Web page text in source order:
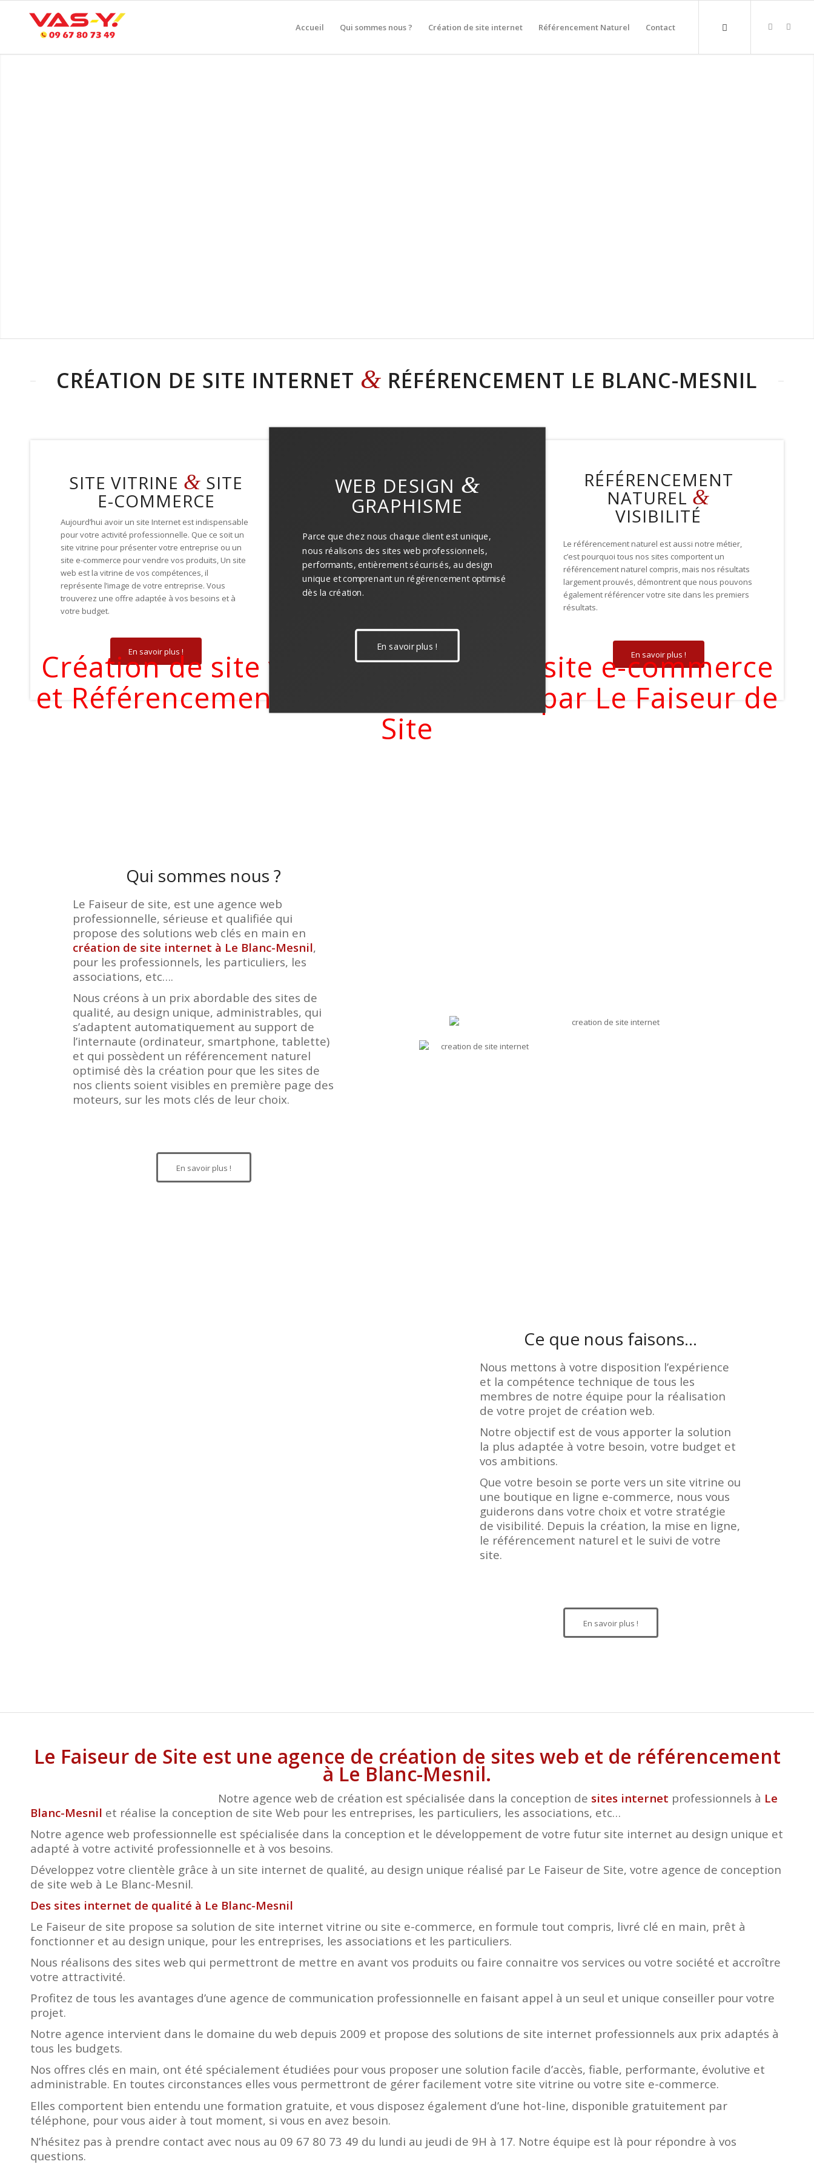
Accueil Qui sommes nous ? Création de site internet Référencement Naturel Contact
CRÉATION DE SITE INTERNET & RÉFÉRENCEMENT LE BLANC-MESNIL
SITE VITRINE & SITE
E-COMMERCE
Aujourd’hui avoir un site Internet est indispensable
pour votre activité professionnelle. Que ce soit un
site vitrine pour présenter votre entreprise ou un
site e-commerce pour vendre vos produits, Un site
web est la vitrine de vos compétences, il
représente l’image de votre entreprise. Vous
trouverez une offre adaptée à vos besoins et à
votre budget.
En savoir plus !
WEB DESIGN &
GRAPHISME
Parce que chez nous chaque client est unique,
nous réalisons des sites web professionnels,
performants, entièrement sécurisés, au design
unique et comprenant un régérencement optimisé
dès la création.
En savoir plus !
RÉFÉRENCEMENT
NATUREL &
VISIBILITÉ
Le référencement naturel est aussi notre métier,
c’est pourquoi tous nos sites comportent un
référencement naturel compris, mais nos résultats
largement prouvés, démontrent que nous pouvons
également référencer votre site dans les premiers
résultats.
En savoir plus !
Création de site vitrine, Création de site e-commerce
et Référencement à Le Blanc-Mesnil par Le Faiseur de
Site
Qui sommes nous ?
Le Faiseur de site, est une agence web
professionnelle, sérieuse et qualifiée qui
propose des solutions web clés en main en
création de site internet à Le Blanc-Mesnil,
pour les professionnels, les particuliers, les
associations, etc….
Nous créons à un prix abordable des sites de
qualité, au design unique, administrables, qui
s’adaptent automatiquement au support de
l’internaute (ordinateur, smartphone, tablette)
et qui possèdent un référencement naturel
optimisé dès la création pour que les sites de
nos clients soient visibles en première page des
moteurs, sur les mots clés de leur choix.
En savoir plus !
Ce que nous faisons…
Nous mettons à votre disposition l’expérience
et la compétence technique de tous les
membres de notre équipe pour la réalisation
de votre projet de création web.
Notre objectif est de vous apporter la solution
la plus adaptée à votre besoin, votre budget et
vos ambitions.
Que votre besoin se porte vers un site vitrine ou
une boutique en ligne e-commerce, nous vous
guiderons dans votre choix et votre stratégie
de visibilité. Depuis la création, la mise en ligne,
le référencement naturel et le suivi de votre
site.
En savoir plus !
Le Faiseur de Site est une agence de création de sites web et de référencement
à Le Blanc-Mesnil.
Notre agence web de création est spécialisée dans la conception de sites internet professionnels à Le
Blanc-Mesnil et réalise la conception de site Web pour les entreprises, les particuliers, les associations, etc…
Notre agence web professionnelle est spécialisée dans la conception et le développement de votre futur site internet au design unique et
adapté à votre activité professionnelle et à vos besoins.
Développez votre clientèle grâce à un site internet de qualité, au design unique réalisé par Le Faiseur de Site, votre agence de conception
de site web à Le Blanc-Mesnil.
Des sites internet de qualité à Le Blanc-Mesnil
Le Faiseur de site propose sa solution de site internet vitrine ou site e-commerce, en formule tout compris, livré clé en main, prêt à
fonctionner et au design unique, pour les entreprises, les associations et les particuliers.
Nous réalisons des sites web qui permettront de mettre en avant vos produits ou faire connaitre vos services ou votre société et accroître
votre attractivité.
Profitez de tous les avantages d’une agence de communication professionnelle en faisant appel à un seul et unique conseiller pour votre
projet.
Notre agence intervient dans le domaine du web depuis 2009 et propose des solutions de site internet professionnels aux prix adaptés à
tous les budgets.
Nos offres clés en main, ont été spécialement étudiées pour vous proposer une solution facile d’accès, fiable, performante, évolutive et
administrable. En toutes circonstances elles vous permettront de gérer facilement votre site vitrine ou votre site e-commerce.
Elles comportent bien entendu une formation gratuite, et vous disposez également d’une hot-line, disponible gratuitement par
téléphone, pour vous aider à tout moment, si vous en avez besoin.
N’hésitez pas à prendre contact avec nous au 09 67 80 73 49 du lundi au jeudi de 9H à 17. Notre équipe est là pour répondre à vos
questions.